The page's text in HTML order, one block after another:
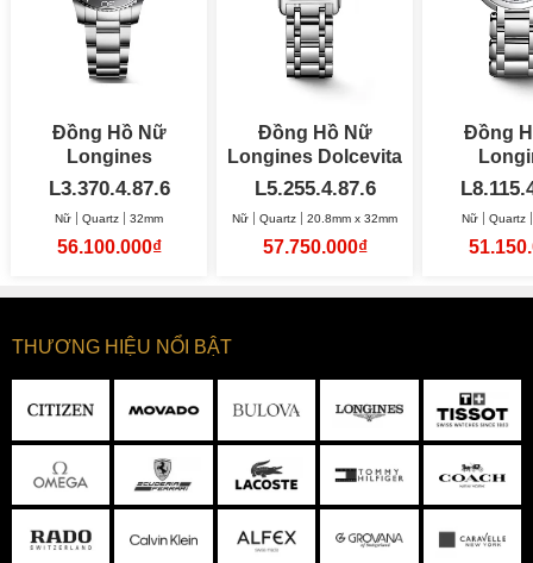
Đồng Hồ Nữ
Longines
HydroConquest
L3.370.4.87.6
Nữ Quartz 32mm
56.100.000₫
Đồng Hồ Nữ
Longines Dolcevita
20.8x32mm
L5.255.4.87.6
Nữ Quartz 20.8mm x 32mm
57.750.000₫
Đồng
Nữ Quartz
THƯƠNG HIỆU NỔI BẬT